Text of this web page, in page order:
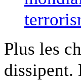
Plus les
dissipent.